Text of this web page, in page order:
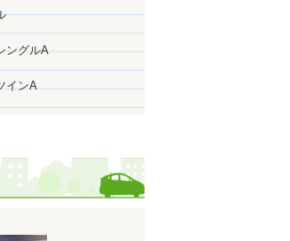
ングルA
インA